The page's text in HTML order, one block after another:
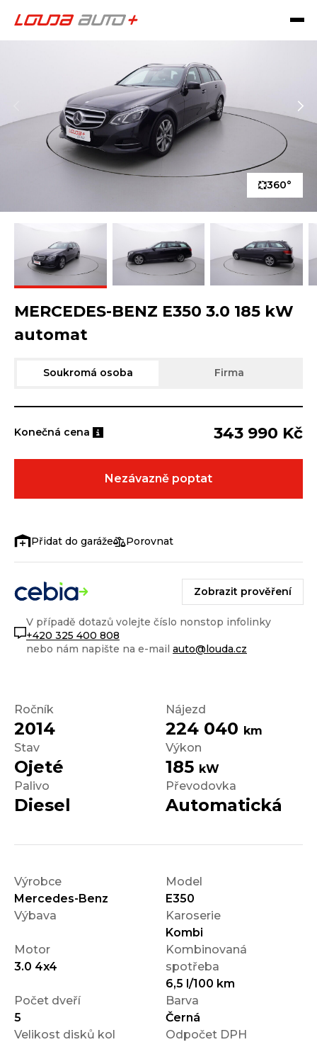
360°
Ročník
2014
Nájezd
224 040 km
Stav
Ojeté
Výkon
185 kW
Palivo
Diesel
Převodovka
Automatická
Výrobce
Mercedes-Benz
Model
E350
Výbava
Karoserie
Kombi
Motor
3.0 4x4
Kombinovaná
spotřeba
6,5 l/100 km
Počet dveří
5
Barva
Černá
Velikost disků kol
Odpočet DPH
MERCEDES-BENZ E350 3.0 185 kW
automat
Soukromá osoba Firma
Konečná cena 343 990 Kč
Nezávazně poptat
Porovnat
Zobrazit prověření
V případě dotazů volejte číslo nonstop infolinky
+420 325 400 808
nebo nám napište na e-mail auto@louda.cz